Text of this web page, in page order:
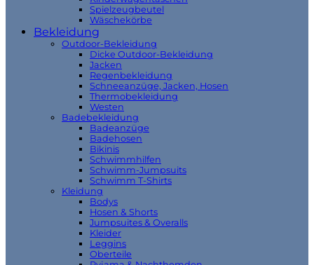
Spielzeugbeutel
Wäschekörbe
Bekleidung
Outdoor-Bekleidung
Dicke Outdoor-Bekleidung
Jacken
Regenbekleidung
Schneeanzüge, Jacken, Hosen
Thermobekleidung
Westen
Badebekleidung
Badeanzüge
Badehosen
Bikinis
Schwimmhilfen
Schwimm-Jumpsuits
Schwimm T-Shirts
Kleidung
Bodys
Hosen & Shorts
Jumpsuites & Overalls
Kleider
Leggins
Oberteile